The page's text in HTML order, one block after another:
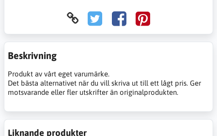
Beskrivning
Produkt av vårt eget varumärke.
Det bästa alternativet när du vill skriva ut till ett lågt pris. Ger
motsvarande eller fler utskrifter än originalprodukten.
Liknande produkter